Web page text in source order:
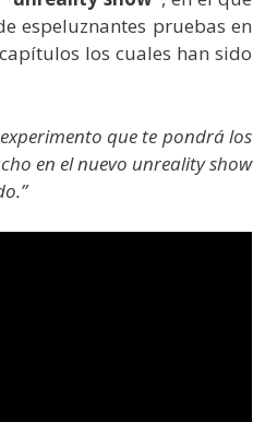
espeluznantes pruebas en
los cuales han sido
que te pondrá los
en el nuevo unreality show